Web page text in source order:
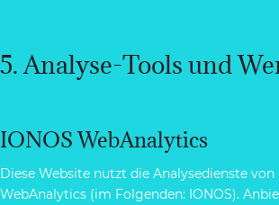
5. Analyse-Tools und
IONOS WebAnalytics
Diese Website nutzt die Analysedienste von
WebAnalytics (im Folgenden: IONOS).